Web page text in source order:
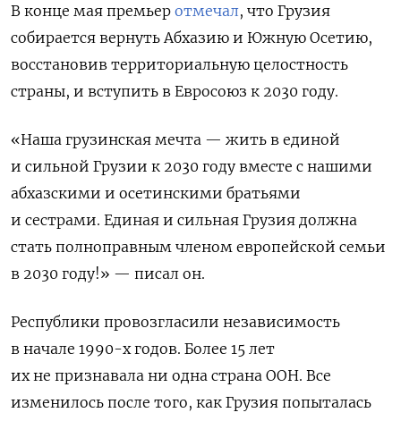
В конце мая премьер отмечал, что Грузия
собирается вернуть Абхазию и Южную Осетию,
восстановив территориальную целостность
страны, и вступить в Евросоюз к 2030 году.
«Наша грузинская мечта — жить в единой
и сильной Грузии к 2030 году вместе с нашими
абхазскими и осетинскими братьями
и сестрами. Единая и сильная Грузия должна
стать полноправным членом европейской семьи
в 2030 году!» — писал он.
Республики провозгласили независимость
в начале 1990-х годов. Более 15 лет
их не признавала ни одна страна ООН. Все
изменилось после того, как Грузия попыталась